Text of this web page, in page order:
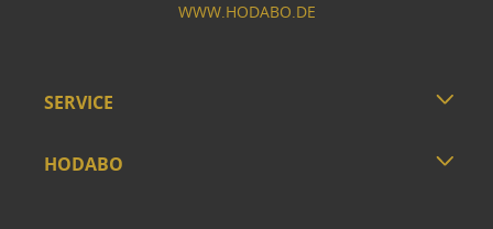
WWW.HODABO.DE
SERVICE
HODABO